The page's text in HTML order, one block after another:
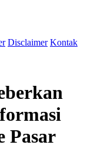
Disclaimer Kontak
Pasar